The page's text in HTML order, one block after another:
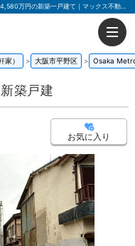
平野区喜連3丁目 新築戸建 大阪府大阪市平野区喜連3丁目｜4,580万円の新築一戸建て｜マックス不動産販売 南巽店
家） 大阪市平野区 Osaka
築戸建
お気に入り